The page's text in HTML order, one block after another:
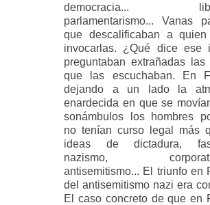
democracia...
parlamentarismo... Vanas
que descalificaban a quien
invocarlas. ¿Qué dice ese
preguntaban extrañadas las
que las escuchaban. En
dejando a un lado la
enardecida en que se
sonámbulos los hombres
no tenían curso legal más
ideas de dictadura,
nazismo,
antisemitismo... El triunfo en
del antisemitismo nazi era
El caso concreto de que en